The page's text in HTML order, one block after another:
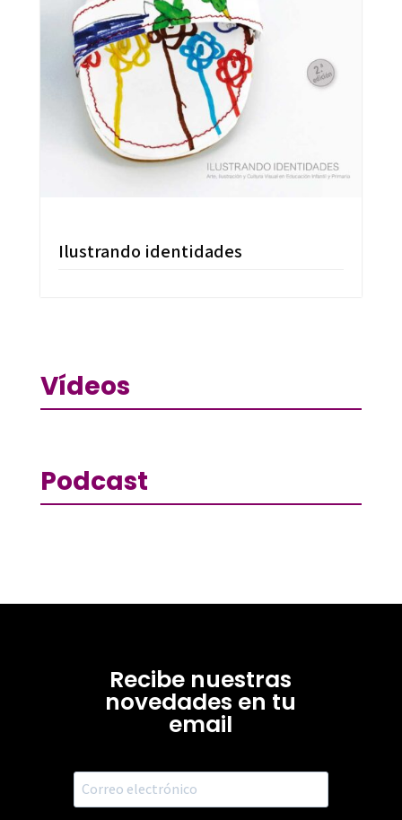
Ilustrando identidades
Vídeos
Podcast
Recibe nuestras
novedades en tu
email